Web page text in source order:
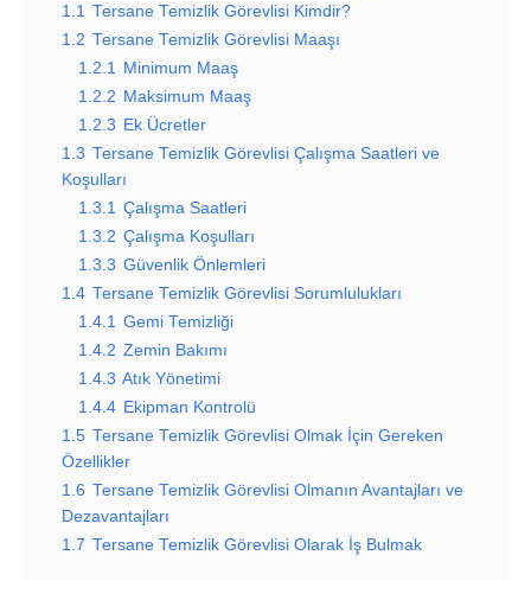
1.1 Tersane Temizlik Görevlisi Kimdir?
1.2 Tersane Temizlik Görevlisi Maaşı
1.2.1
Minimum Maaş
1.2.2 Maksimum Maaş
1.2.3 Ek Ücretler
1.3 Tersane Temizlik Görevlisi Çalışma Saatleri ve
Koşulları
1.3.1 Çalışma Saatleri
1.3.2 Çalışma Koşulları
1.3.3 Güvenlik Önlemleri
1.4 Tersane Temizlik Görevlisi Sorumlulukları
1.4.1 Gemi Temizliği
1.4.2 Zemin Bakımı
1.4.3 Atık Yönetimi
1.4.4 Ekipman Kontrolü
1.5 Tersane Temizlik Görevlisi Olmak İçin Gereken
Özellikler
1.6 Tersane Temizlik Görevlisi Olmanın Avantajları ve
Dezavantajları
1.7 Tersane Temizlik Görevlisi Olarak İş Bulmak